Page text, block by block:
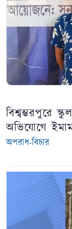
বিশ্বম্ভরপুরে
অভিযোগে ইমাম
অপরাধ-বিচার